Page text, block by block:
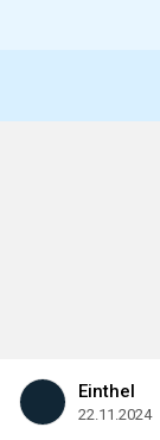
Einthel
22.11.2024